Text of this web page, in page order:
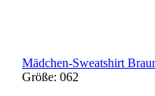
Mädchen-Sweatshirt
Größe: 062